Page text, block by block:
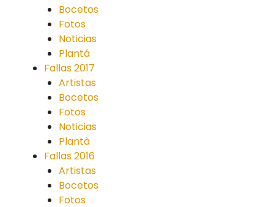
Bocetos
Fotos
Noticias
Plantá
Fallas 2017
Artistas
Bocetos
Fotos
Noticias
Plantà
Fallas 2016
Artistas
Bocetos
Fotos